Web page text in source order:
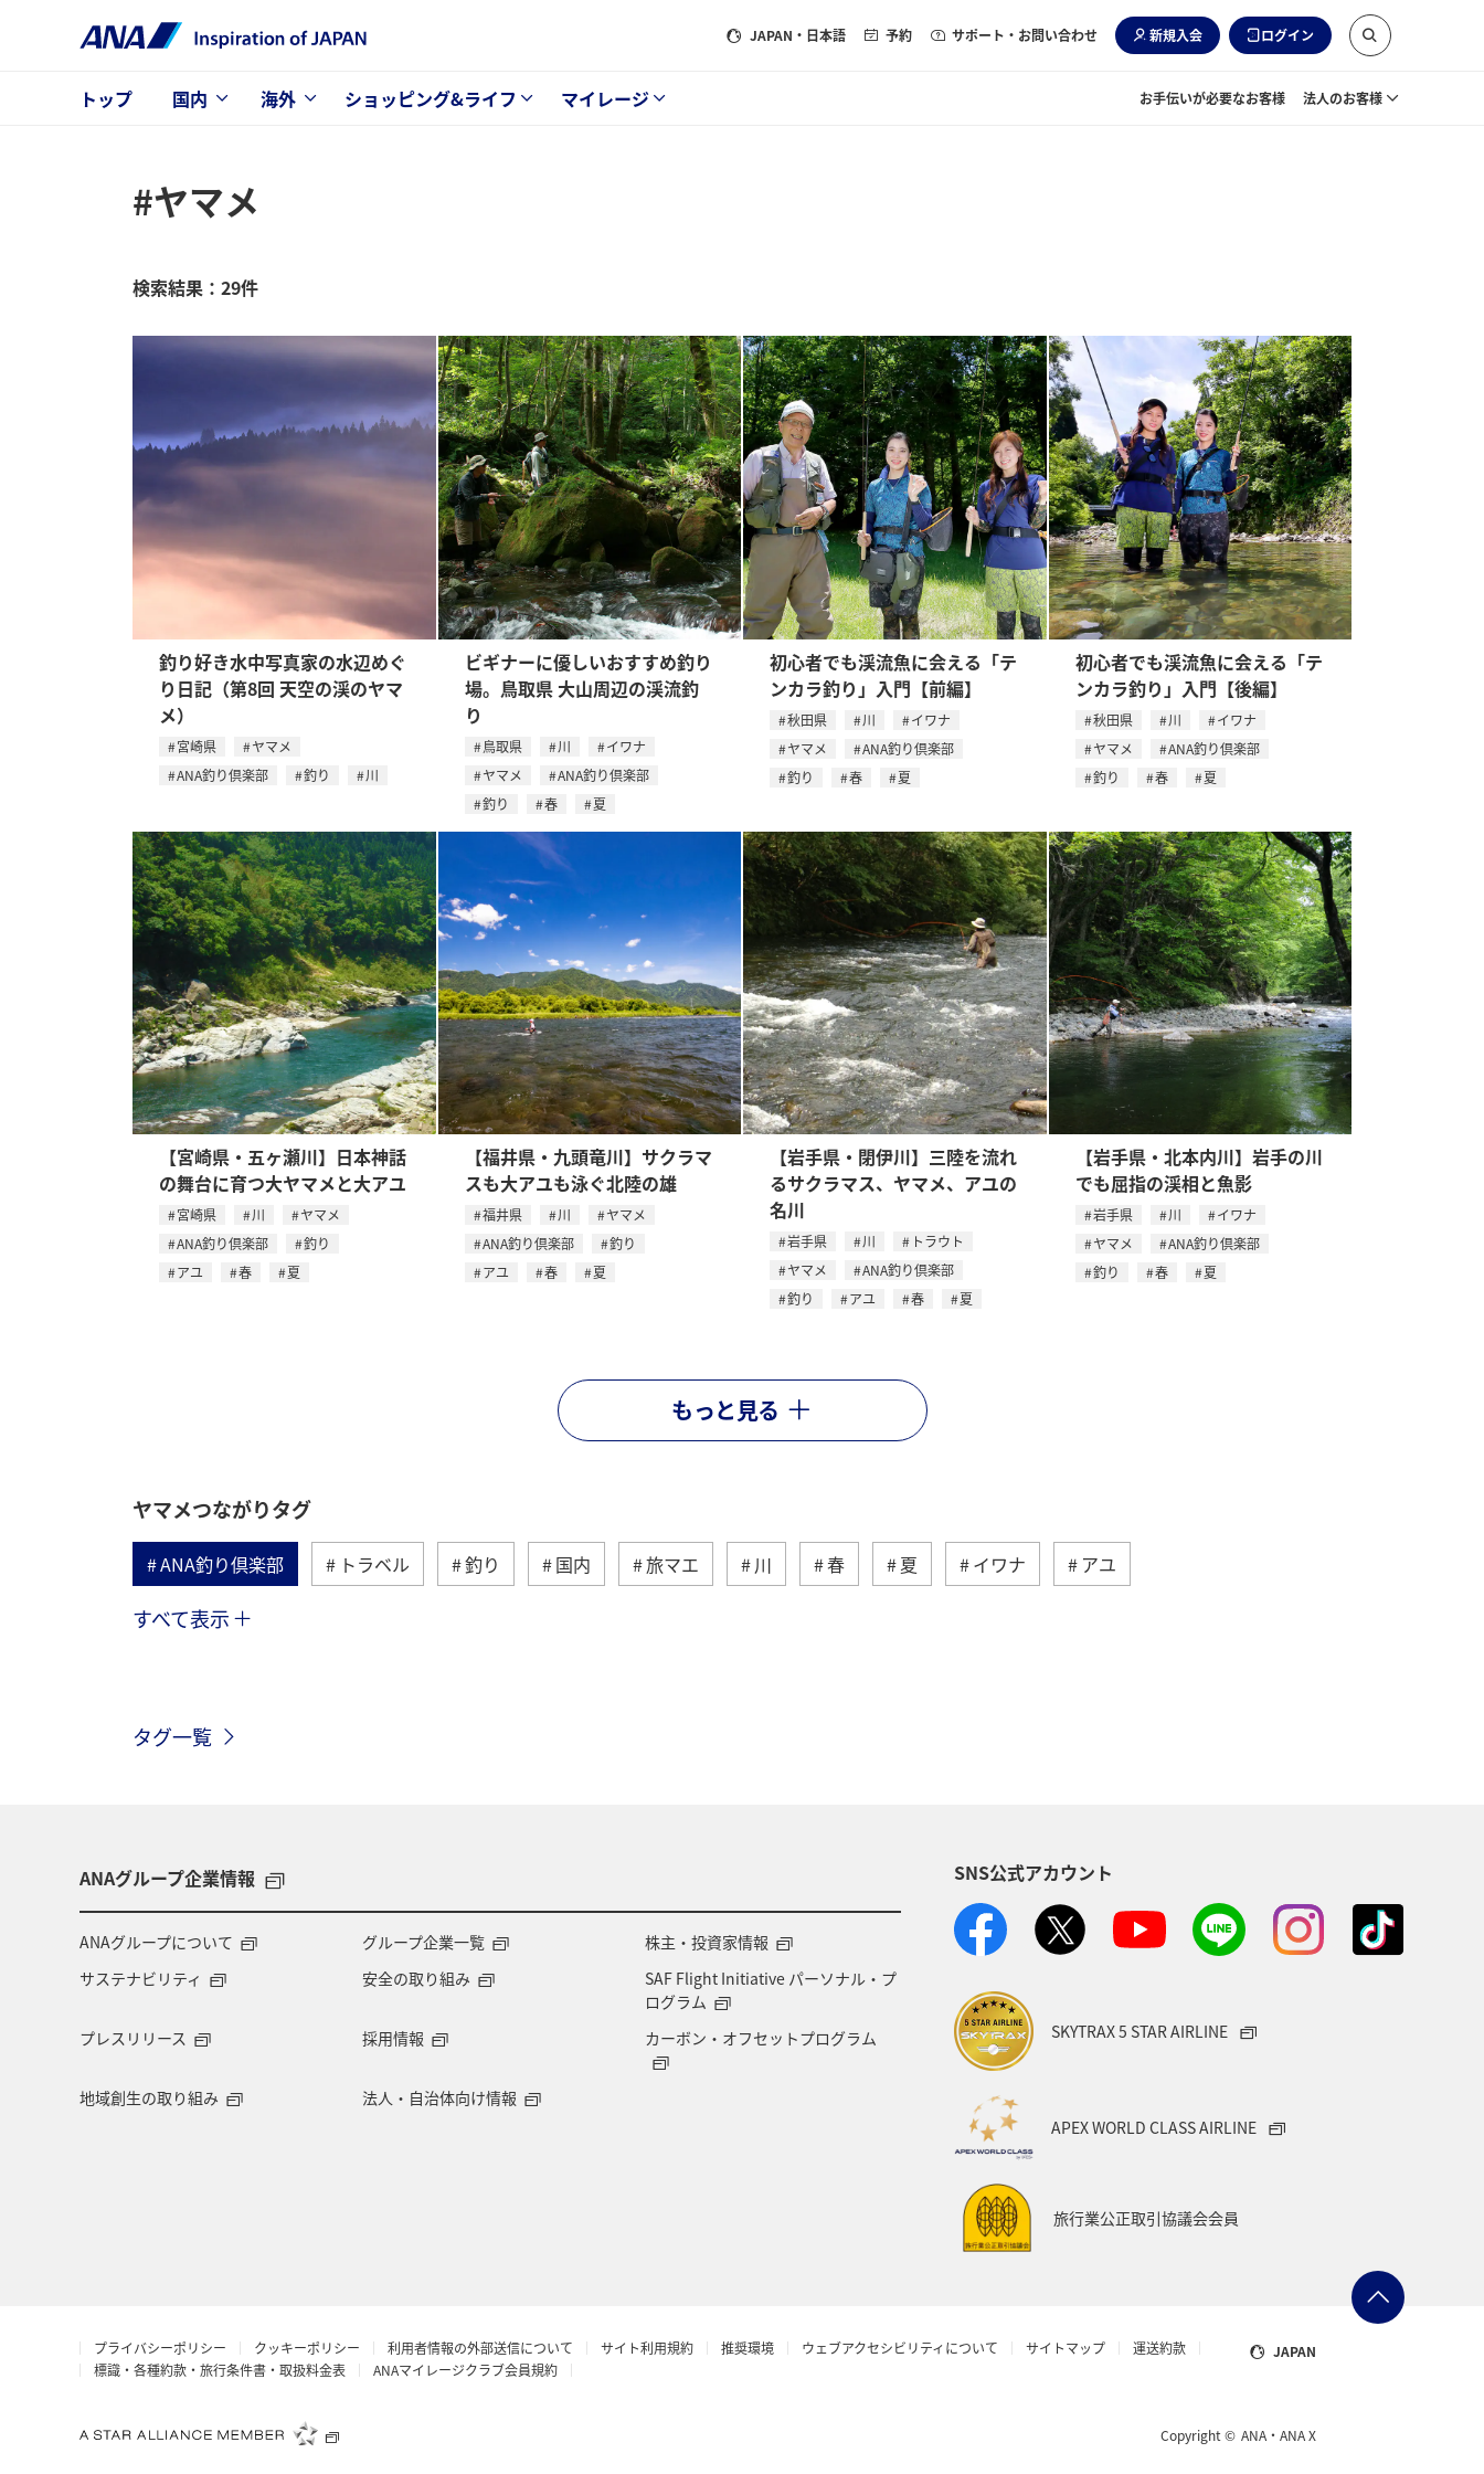
JAPAN ・日本語 予約 サポート・お問い合わせ 新規入会 ログイン
トップ 国内 海外 ショッピング&ライフ マイレージ お手伝いが必要なお客様 法人のお客様
#ヤマメ
検索結果：29件
釣り好き水中写真家の水辺めぐ
り日記（第8回 天空の渓のヤマ
メ）
宮崎県
ヤマメ
ANA釣り倶楽部
釣り 川
ビギナーに優しいおすすめ釣り
場。鳥取県 大山周辺の渓流釣
り
鳥取県 川
イワナ
ヤマメ
ANA釣り倶楽部
釣り
春 夏
初心者でも渓流魚に会える「テ
ンカラ釣り」入門【前編】
秋田県 川
イワナ
ヤマメ
ANA釣り倶楽部
釣り
春 夏
初心者でも渓流魚に会える「テ
ンカラ釣り」入門【後編】
秋田県 川
イワナ
ヤマメ
ANA釣り倶楽部
釣り
春 夏
【宮崎県・五ヶ瀬川】日本神話
の舞台に育つ大ヤマメと大アユ
宮崎県 川
ヤマメ
ANA釣り倶楽部
釣り
アユ
春 夏
【福井県・九頭竜川】サクラマ
スも大アユも泳ぐ北陸の雄
福井県 川
ヤマメ
ANA釣り倶楽部
釣り
アユ
春 夏
【岩手県・閉伊川】三陸を流れ
るサクラマス、ヤマメ、アユの
名川
岩手県 川
トラウト
ヤマメ
ANA釣り倶楽部
釣り
アユ 春 夏
【岩手県・北本内川】岩手の川
でも屈指の渓相と魚影
岩手県 川
イワナ
ヤマメ
ANA釣り倶楽部
釣り
春 夏
もっと見る
ヤマメつながりタグ
ANA釣り倶楽部 トラベル 釣り 国内 旅マエ 川 春 夏 イワナ アユ
秋田県
富山県
すべて表示
タグ一覧
ANAグループ企業情報
ANAグループについて グループ企業一覧
株主・投資家情報
サステナビリティ
安全の取り組み
SAF Flight Initiative パーソナル・プ
ログラム
プレスリリース
採用情報 カーボン・オフセットプログラム
地域創生の取り組み 法人・自治体向け情報
SNS公式アカウント
SKYTRAX 5 STAR AIRLINE
APEX WORLD CLASS AIRLINE
旅行業公正取引協議会会員
プライバシーポリシー クッキーポリシー 利用者情報の外部送信について サイト利用規約 推奨環境 ウェブアクセシビリティについて サイトマップ
運送約款
標識・各種約款・旅行条件書・取扱料金表
ANAマイレージクラブ会員規約
JAPAN
Copyright © ANA・ANA X